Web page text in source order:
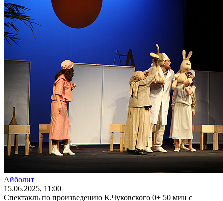
Айболит
15.06.2025, 11:00
Спектакль по произведению К.Чуковского 0+ 50 мин с